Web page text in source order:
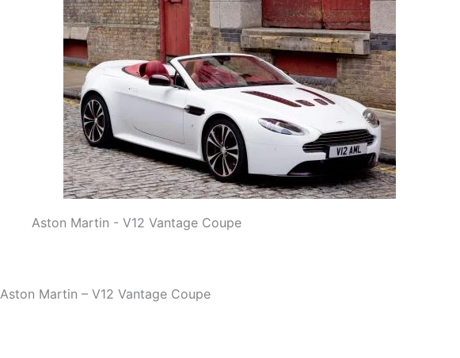
Aston Martin - V12 Vantage Coupe
Aston Martin – V12 Vantage Coupe